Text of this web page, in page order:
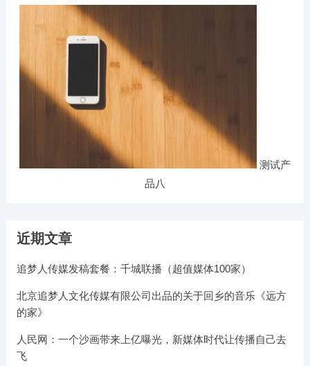
测试产
品八
近期文章
追梦人传媒发稿套餐：千城联播（超值媒体100家）
北京追梦人文化传媒有限公司出品的关于回乡的音乐《远方
的家》
人民网：一个沙画带来上亿曝光，新媒体时代让传播自己去
飞